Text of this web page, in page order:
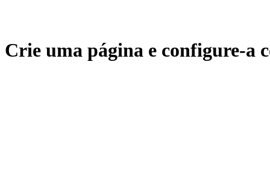
Crie uma página e configure-a